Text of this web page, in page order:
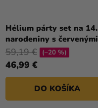
Hélium párty set na 14.
narodeniny s červenými
balónmi
46,99 €
59,19 € (–20 %)
DO KOŠÍKA